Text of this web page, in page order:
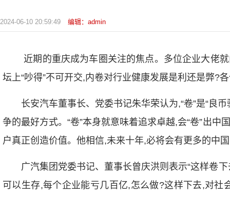
2024-06-10 20:59:49 编辑：admin
近期的重庆成为车圈关注的焦点。多位企业大佬
坛上“吵得”不可开交,内卷对行业健康发展是利还是弊?
长安汽车董事长、党委书记朱华荣认为,“卷”是“良
争的最好方式。“卷”本身就意味着追求卓越,会“卷”出中
户真正创造价值。他相信,未来十年,必将会有更多的中
广汽集团党委书记、董事长曾庆洪则表示“这样卷
可以生存,每个企业能亏几百亿,怎么做?这样下去,对